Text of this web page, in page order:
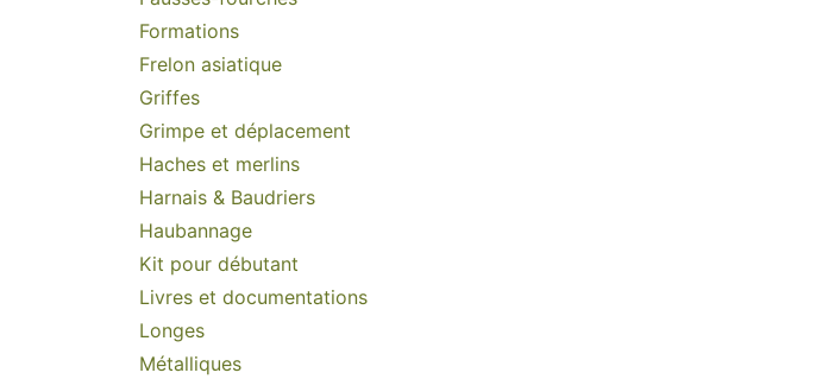
Formations
Frelon asiatique
Griffes
Grimpe et déplacement
Haches et merlins
Harnais & Baudriers
Haubannage
Kit pour débutant
Livres et documentations
Longes
Métalliques